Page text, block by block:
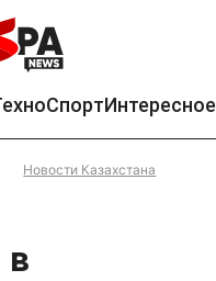
СпортИнтересное
Новости Казахстана
в